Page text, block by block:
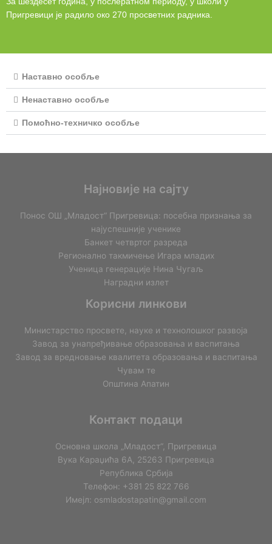
Пригревици je радило око 270 просветних радника.
Наставно особље
Ненаставно особље
Помоћно-техничко особље
Најновије на сајту
Понос ОШ „Младост“ Пригревица: посебна признања за
најуспешније ученике
Банкет четвртог разреда
Регионално такмичењe Игара младих
Ученица генерације Нина Чугаљ
Наградни излет
Корисни линкови
Министарство просвете, науке и технолошког развоја
Завод за унапређивање образовања и васпитања
Завод за вредновање квалитета образовања и васпитања
Чувам те
Општина Апатин
Контакт подаци
Основна школа „Младост“, Пригревица
Вука Караџића 6А, 25263 Пригревица
Република Србија
Телефон: +381 25 822 766
Имејл: osmladostapatin@gmail.com